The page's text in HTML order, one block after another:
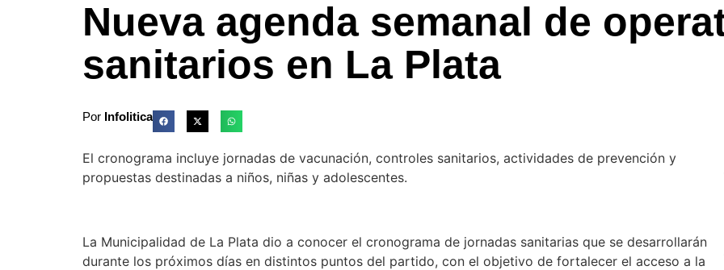
Nueva agenda semanal de
sanitarios en La Plata
Por Infolitica
El cronograma incluye jornadas de vacunación, controles sanitarios, actividades de prevención y
propuestas destinadas a niños, niñas y adolescentes.
La Municipalidad de La Plata dio a conocer el cronograma de jornadas sanitarias que se desarrollarán
durante los próximos días en distintos puntos del partido, con el objetivo de fortalecer el acceso a la